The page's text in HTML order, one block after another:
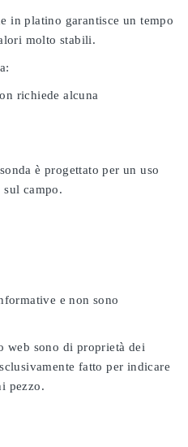
in platino garantisce un tempo
molto stabili.
richiede alcuna
è progettato per un uso
campo.
e non sono
web sono di proprietà dei
fatto per indicare
pezzo.